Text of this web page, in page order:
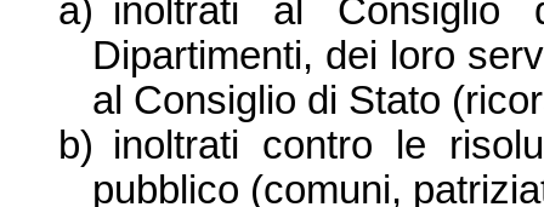
a) inoltrati al
Dipartimenti, dei loro
al Consiglio di Stato
b) inoltrati contro le
pubblico (comuni,